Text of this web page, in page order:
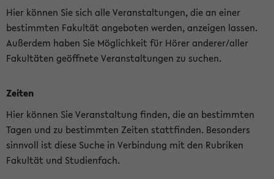
Hier können Sie sich alle Veranstaltungen, die an einer
bestimmten Fakultät angeboten werden, anzeigen lassen.
Außerdem haben Sie Möglichkeit für Hörer anderer/aller
Fakultäten geöffnete Veranstaltungen zu suchen.
Zeiten
Hier können Sie Veranstaltung finden, die an bestimmten
Tagen und zu bestimmten Zeiten stattfinden. Besonders
sinnvoll ist diese Suche in Verbindung mit den Rubriken
Fakultät und Studienfach.